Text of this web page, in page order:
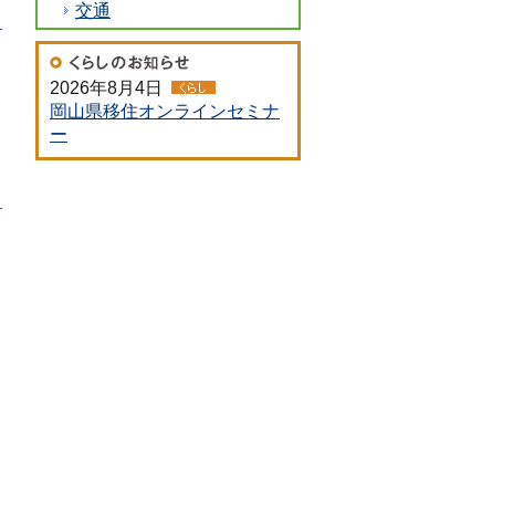
交通
2026年8月4日
岡山県移住オンラインセミナ
ー